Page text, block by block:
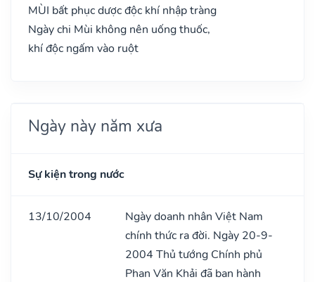
MÙI bất phục dược độc khí nhập tràng
Ngày chi Mùi không nên uống thuốc,
khí độc ngấm vào ruột
Ngày này năm xưa
Sự kiện trong nước
13/10/2004
Ngày doanh nhân Việt Nam
chính thức ra đời. Ngày 20-9-
2004 Thủ tướng Chính phủ
Phan Văn Khải đã ban hành